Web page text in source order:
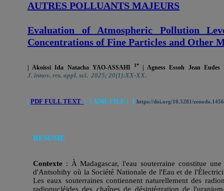
RESUME
Contexte : À Madagascar, l'eau souterraine constitue
d'Antsohihy où la Société Nationale de l'Eau et de
Les eaux souterraines contiennent naturellement des
radionucléides des chaînes de désintégration de
AUTRES POLLUANTS MAJEURS
Evaluation of Atmospheric Pollution
Concentrations of Fine Particles and Other
| Akoissi Ida Natacha YAO-ASSAHI 1*| Agness Essoh Jean
J. innov. res. appl. sci. 2025; 20(1):XX-XX.
| PDF FULL TEXT | | XML FILE | | https://doi.org/10.5281/